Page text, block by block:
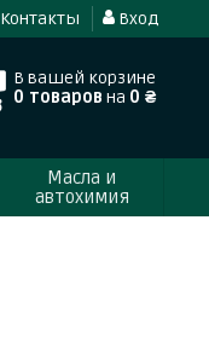
Контакты Вход
В вашей корзине
0 товаров на 0 ₴
Масла и
автохимия